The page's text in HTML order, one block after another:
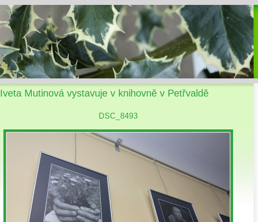
Iveta Mutinová vystavuje v knihovně v Petřvaldě
DSC_8493